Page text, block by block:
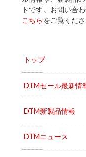
DTMセール最新情報
DTM新製品情報
DTMニュース
CMJメディア